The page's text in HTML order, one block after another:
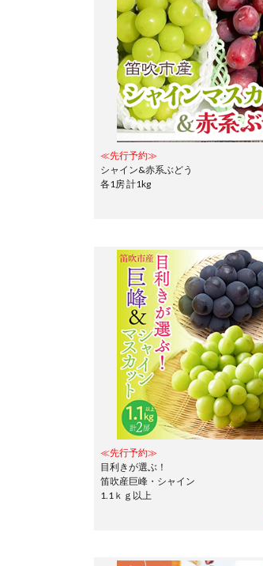
≪先行予約≫
シャイン&赤系ぶどう
各1房 計1kg
≪先行予約≫
目利きが選ぶ！
笛吹産巨峰・シャイン
1.1ｋｇ以上